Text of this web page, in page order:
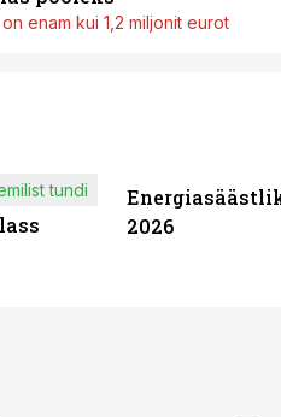
enam kui 1,2 miljonit eurot
tundi
2026